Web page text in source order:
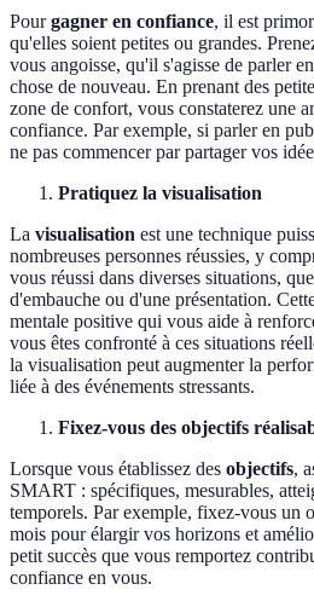
Pourgagner en confiance, il est
qu'elles soient petites ou grandes.
vous angoisse, qu'il s'agisse de parler
chose de nouveau. En prenant des
zone de confort, vous constaterez une
confiance. Par exemple, si parler en
ne pas commencer par partager vos
Pratiquez la visualisation
La visualisation est une technique
nombreuses personnes réussies, y
vous réussi dans diverses situations,
d'embauche ou d'une présentation.
mentale positive qui vous aide à
vous êtes confronté à ces situations
la visualisation peut augmenter la
liée à des événements stressants.
Fixez-vous des objectifs
Lorsque vous établissez des objectifs,
SMART : spécifiques, mesurables,
temporels. Par exemple, fixez-vous un
mois pour élargir vos horizons et
petit succès que vous remportez
confiance en vous.